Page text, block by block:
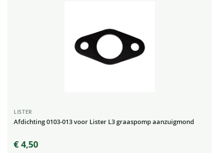
LISTER
Afdichting 0103-013 voor Lister L3 graaspomp aanzuigmond
€ 4,50